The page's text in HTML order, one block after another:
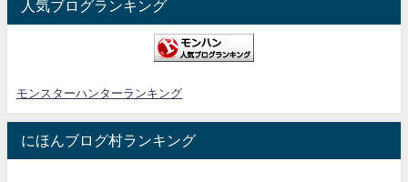
人気ブログランキング
モンスターハンターランキング
にほんブログ村ランキング